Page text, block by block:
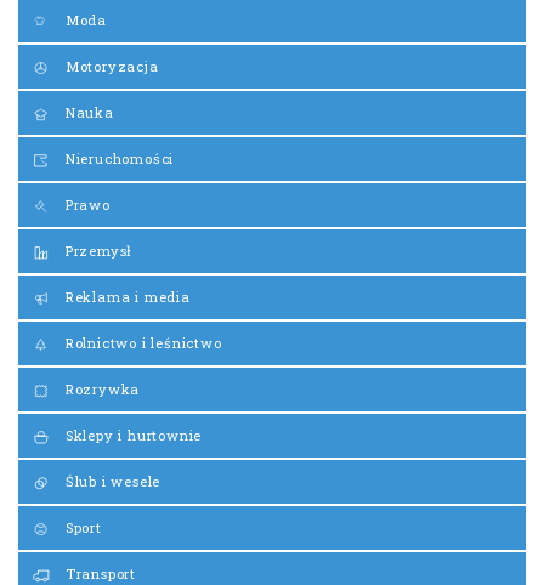
Moda
Motoryzacja
Nauka
Nieruchomości
Prawo
Przemysł
Reklama i media
Rolnictwo i leśnictwo
Rozrywka
Sklepy i hurtownie
Ślub i wesele
Sport
Transport